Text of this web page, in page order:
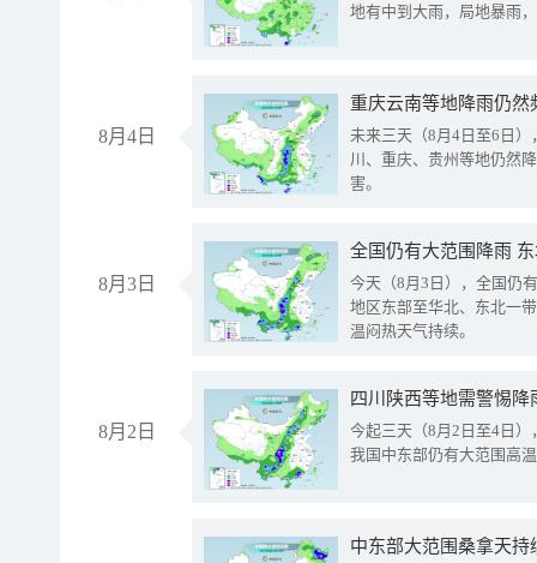
地有中到大雨，局地暴雨
8月4日
重庆云南等地降雨仍然
未来三天（8月4日至6日
川、重庆、贵州等地仍然
害。
8月3日
全国仍有大范围降雨
今天（8月3日），全国仍
地区东部至华北、东北一
温闷热天气持续。
8月2日
今起三天（8月2日至4日
我国中东部仍有大范围高
中东部大范围桑拿天